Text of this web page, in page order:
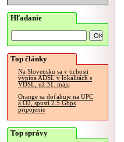
Hľadanie
Top články
Na Slovensku sa v tichosti
vypína ADSL v lokalitách s
VDSL, už 31. mája
Orange sa doťahuje na UPC
a O2, spustí 2.5 Gbps
pripojenie
Top správy